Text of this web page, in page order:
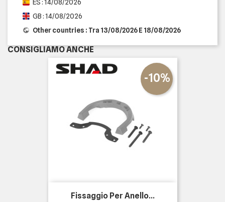
ES : 14/08/2026
GB : 14/08/2026
Other countries : Tra 13/08/2026 E 18/08/2026
CONSIGLIAMO ANCHE
Fissaggio Per Anello...
-10%